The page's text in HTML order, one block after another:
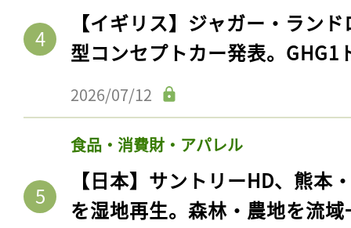
【イギリス】ジャガー・ラン
型コンセプトカー発表。GHG1
2026/07/12
食品・消費財・アパレル
【日本】サントリーHD、熊本
を湿地再生。森林・農地を流